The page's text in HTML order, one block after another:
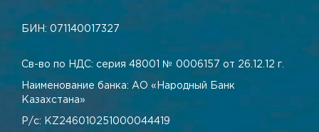
БИН: 071140017327
Св-во по НДС: серия 48001 № 0006157 от 26.12.12 г.
Наименование банка: АО «Народный Банк
Казахстана»
Р/с: KZ246010251000044419